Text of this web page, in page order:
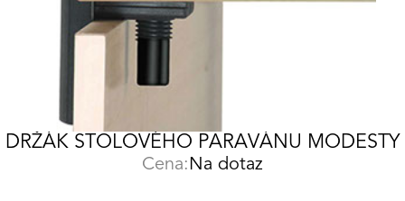
DRŽÁK STOLOVÉHO PARAVÁNU MODESTY
Cena: Na dotaz